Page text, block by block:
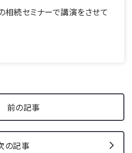
続セミナーで講演をさせて
前の記事
の記事